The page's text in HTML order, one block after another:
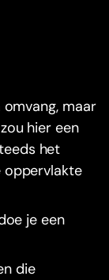
maar
hier een
het
oppervlakte
je een
die